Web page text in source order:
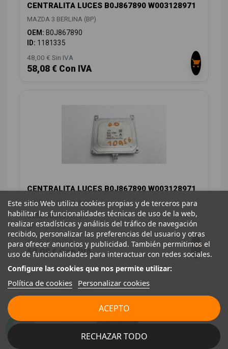
CENTRALITA LUCES B0J867890 W003128971
MAZDA 3 BERLINA (BP)
OEM: B0J867890
ID: 1181335
48,00 € Sin IVA
58,08 € Con IVA
CENTRALITA LUCES B0J867890 W003128971
MAZDA 3 BERLINA (BP)
OEM:B0J867890
ID: 1181336
48,00 € Sin IVA
58,08 € Con IVA
Este sitio Web utiliza cookies propias y de terceros para
habilitar las funcionalidades técnicas de uso de la web,
realizar estadísticas y análisis del tráfico de navegación
recibido, personalizar las preferencias del usuario y otras
para ofrecer anuncios y publicidad. También permitimos el
uso de funcionalidades para interactuar con redes sociales.
Configure las cookies que nos permite utilizar:
Política de cookies Personalizar cookies
RECHAZAR TODO
ACEPTO